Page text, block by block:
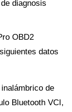
diagnosis
OBD2
datos
de
Bluetooth VCI,